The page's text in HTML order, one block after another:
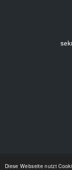
Diese Webseite nutzt